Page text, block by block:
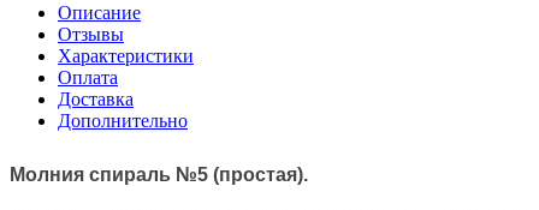
Описание
Отзывы
Характеристики
Оплата
Доставка
Дополнительно
Молния спираль №5 (простая).